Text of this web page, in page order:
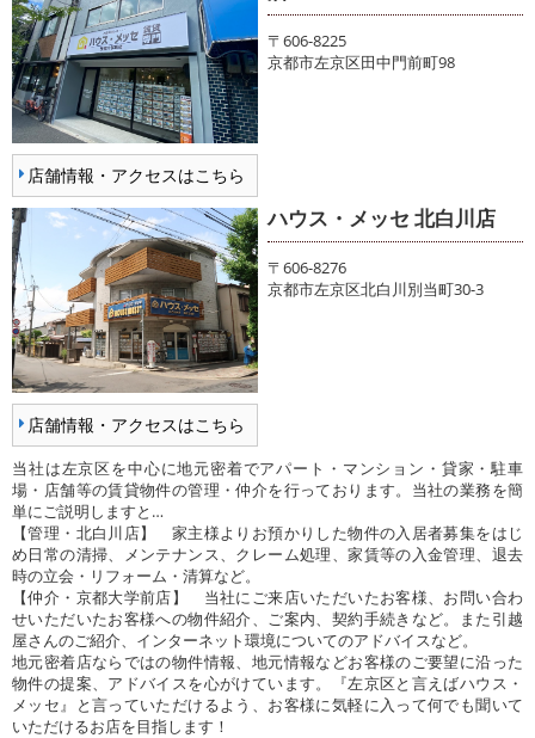
店舗情報・アクセスはこちら
〒606-8225
京都市左京区田中門前町98
店舗情報・アクセスはこちら
ハウス・メッセ 北白川店
〒606-8276
京都市左京区北白川別当町30-3
当社は左京区を中心に地元密着でアパート・マンション・貸家・駐車
場・店舗等の賃貸物件の管理・仲介を行っております。当社の業務を簡
単にご説明しますと…
【管理・北白川店】 家主様よりお預かりした物件の入居者募集をはじ
め日常の清掃、メンテナンス、クレーム処理、家賃等の入金管理、退去
時の立会・リフォーム・清算など。
【仲介・京都大学前店】 当社にご来店いただいたお客様、お問い合わ
せいただいたお客様への物件紹介、ご案内、契約手続きなど。また引越
屋さんのご紹介、インターネット環境についてのアドバイスなど。
地元密着店ならではの物件情報、地元情報などお客様のご要望に沿った
物件の提案、アドバイスを心がけています。『左京区と言えばハウス・
メッセ』と言っていただけるよう、お客様に気軽に入って何でも聞いて
いただけるお店を目指します！